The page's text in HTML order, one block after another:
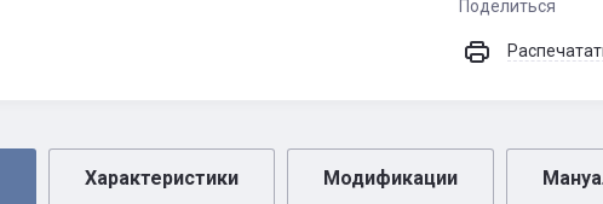
Поделиться
Характеристики Модификации